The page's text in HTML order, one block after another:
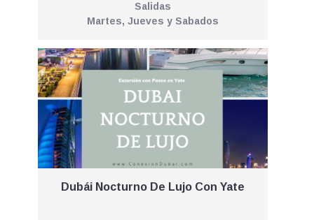
Salidas
Martes, Jueves y Sabados
Dubái Nocturno De Lujo Con Yate